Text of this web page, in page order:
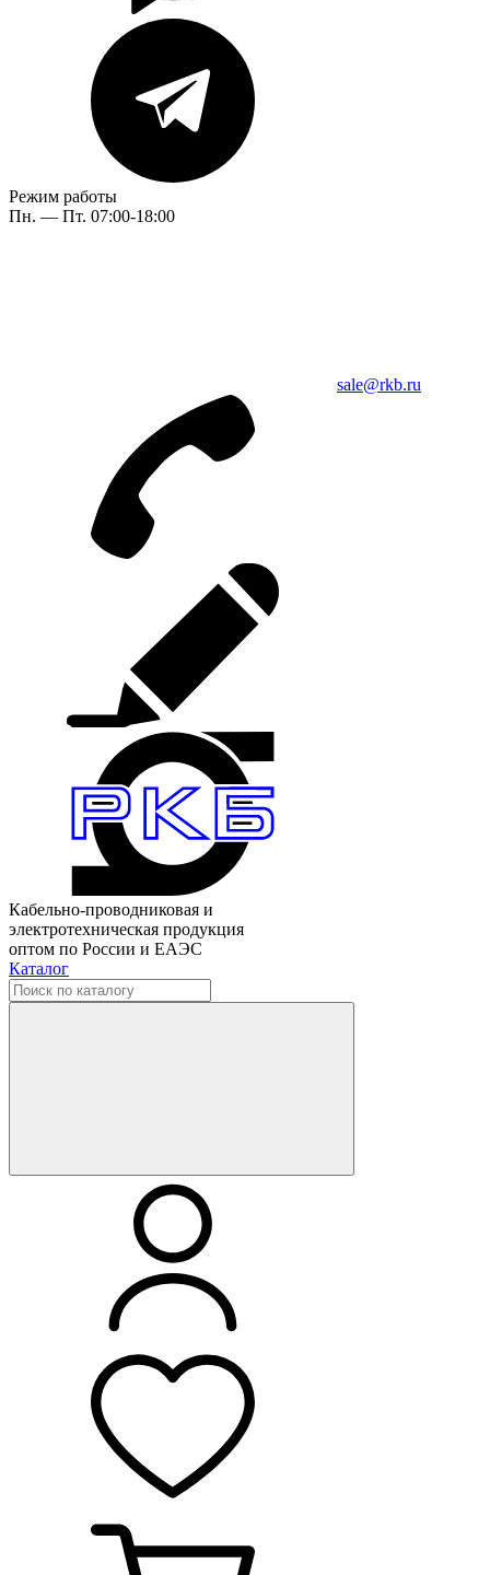
Режим работы
Пн. — Пт. 07:00-18:00
sale@rkb.ru
Кабельно-проводниковая и
электротехническая продукция
оптом по России и ЕАЭС
Каталог